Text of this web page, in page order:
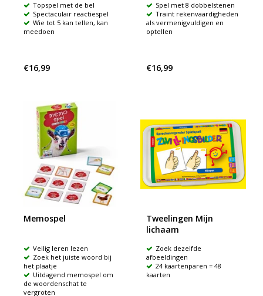
Topspel met de bel
Spectaculair reactiespel
Wie tot 5 kan tellen, kan
meedoen
€16,99
Spel met 8 dobbelstenen
Traint rekenvaardigheden
als vermenigvuldigen en
optellen
€16,99
Memospel
Veilig leren lezen
Zoek het juiste woord bij
het plaatje
Uitdagend memospel om
de woordenschat te
vergroten
Tweelingen Mijn
lichaam
Zoek dezelfde
afbeeldingen
24 kaartenparen = 48
kaarten